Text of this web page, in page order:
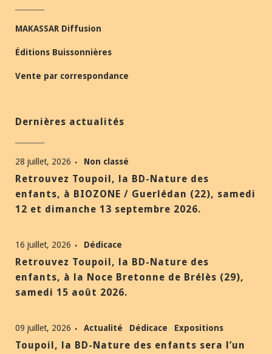
MAKASSAR Diffusion
Éditions Buissonnières
Vente par correspondance
Dernières actualités
28 juillet, 2026 Non classé
Retrouvez Toupoil, la BD-Nature des
enfants, à BIOZONE / Guerlédan (22), samedi
12 et dimanche 13 septembre 2026.
16 juillet, 2026 Dédicace
Retrouvez Toupoil, la BD-Nature des
enfants, à la Noce Bretonne de Brélès (29),
samedi 15 août 2026.
09 juillet, 2026 Actualité Dédicace Expositions
Toupoil, la BD-Nature des enfants sera l’un